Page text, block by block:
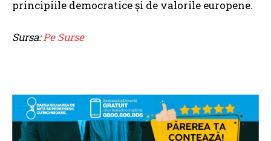
principiile democratice și de valorile europene.
Sursa:Pe Surse